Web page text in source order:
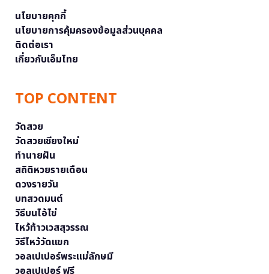
นโยบายคุกกี้
นโยบายการคุ้มครองข้อมูลส่วนบุคคล
ติดต่อเรา
เกี่ยวกับเอ็มไทย
TOP CONTENT
วัดสวย
วัดสวยเชียงใหม่
ทำนายฝัน
สถิติหวยรายเดือน
ดวงรายวัน
บทสวดมนต์
วิธีบนไอ้ไข่
ไหว้ท้าวเวสสุวรรณ
วิธีไหว้วัดแขก
วอลเปเปอร์พระแม่ลักษมี
วอลเปเปอร์ ฟรี